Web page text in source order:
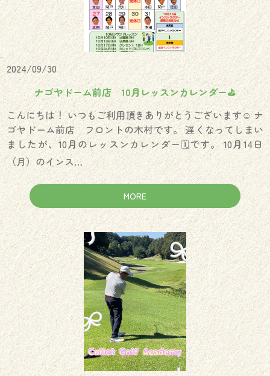
2024/09/30
ナゴヤドーム前店 10月レッスンカレンダー⛳️
こんにちは！ いつもご利用頂きありがとうございます☺️ ナ
ゴヤドーム前店 フロントの木村です。 遅くなってしまい
ましたが、10月のレッスンカレンダー🗓️です。 10月14日
（月）のインス…
MORE